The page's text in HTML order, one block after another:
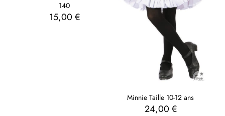
140
15,00 €
Minnie Taille 10-12 ans
24,00 €